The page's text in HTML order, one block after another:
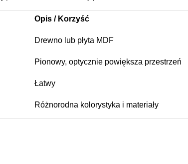
Opis / Korzyść
Drewno lub płyta MDF
Pionowy, optycznie powiększa przestrzeń
Łatwy
Różnorodna kolorystyka i materiały